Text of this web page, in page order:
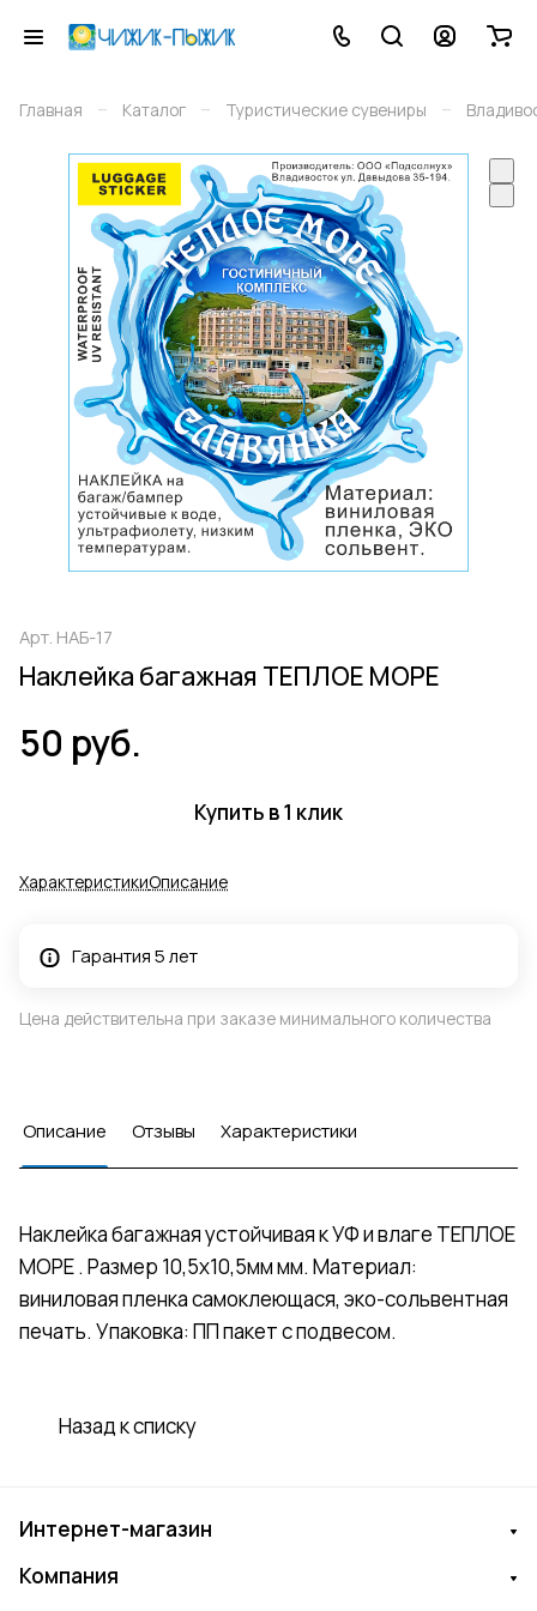
Главная – Каталог – Туристические сувениры –
Арт. НАБ-17
Наклейка багажная ТЕПЛОЕ МОРЕ
50 руб.
Купить в 1 клик
ХарактеристикиОписание
Гарантия 5 лет
Цена действительна при заказе минимального количества
Описание Отзывы Характеристики
Наклейка багажная устойчивая к УФ и влаге ТЕПЛОЕ
МОРЕ . Размер 10,5х10,5мм мм. Материал:
виниловая пленка самоклеющася, эко-сольвентная
печать. Упаковка: ПП пакет с подвесом.
Назад к списку
Интернет-магазин
Компания